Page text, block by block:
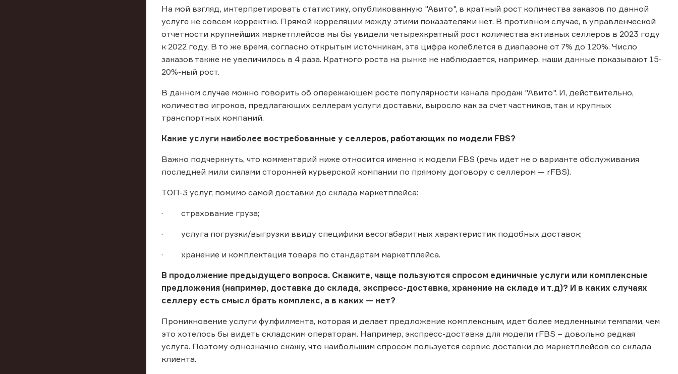
На мой взгляд, интерпретировать статистику, опубликованную "Авито", в кратный рост количества заказов по данной
услуге не совсем корректно. Прямой корреляции между этими показателями нет. В противном случае, в управленческой
отчетности крупнейших маркетплейсов мы бы увидели четырехкратный рост количества активных селлеров в 2023 году
к 2022 году. В то же время, согласно открытым источникам, эта цифра колеблется в диапазоне от 7% до 120%. Число
заказов также не увеличилось в 4 раза. Кратного роста на рынке не наблюдается, например, наши данные показывают 15-
20%-ный рост.
В данном случае можно говорить об опережающем росте популярности канала продаж "Авито". И, действительно,
количество игроков, предлагающих селлерам услуги доставки, выросло как за счет частников, так и крупных
транспортных компаний.
Какие услуги наиболее востребованные у селлеров, работающих по модели FBS?
Важно подчеркнуть, что комментарий ниже относится именно к модели FBS (речь идет не о варианте обслуживания
последней мили силами сторонней курьерской компании по прямому договору с селлером — rFBS).
ТОП-3 услуг, помимо самой доставки до склада маркетплейса:
· страхование груза;
· услуга погрузки/выгрузки ввиду специфики весогабаритных характеристик подобных доставок;
· хранение и комплектация товара по стандартам маркетплейса.
В продолжение предыдущего вопроса. Скажите, чаще пользуются спросом единичные услуги или комплексные
предложения (например, доставка до склада, экспресс-доставка, хранение на складе и т.д)? И в каких случаях
селлеру есть смысл брать комплекс, а в каких — нет?
Проникновение услуги фулфилмента, которая и делает предложение комплексным, идет более медленными темпами, чем
это хотелось бы видеть складским операторам. Например, экспресс-доставка для модели rFBS – довольно редкая
услуга. Поэтому однозначно скажу, что наибольшим спросом пользуется сервис доставки до маркетплейсов со склада
клиента.